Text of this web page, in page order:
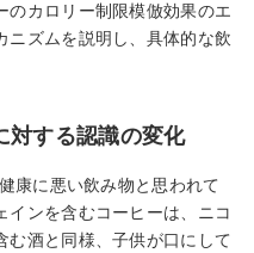
のカロリー制限模倣効果のエ
ニズムを説明し、具体的な飲
対する認識の変化
康に悪い飲み物と思われて
インを含むコーヒーは、ニコ
む酒と同様、子供が口にして